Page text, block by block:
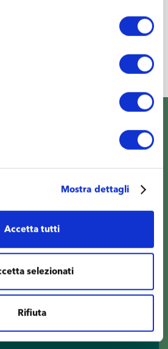
Mostra dettagli
Accetta tutti
selezionati
Rifiuta
a natural evolution
newsletter!
personal data for newsletter
informational and